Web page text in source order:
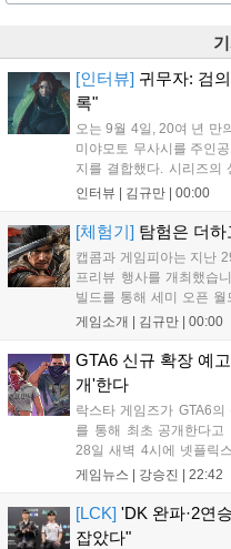
[인터뷰] 귀무자: 검
록"
오는 9월 4일, 20여 년 만
미야모토 무사시를 주인
지를 결합했다. 시리즈의
적인 검극 액션과 '무너뜨
하고자 했으며, 실제 검술
다르지만, 특유의 통쾌한
시리즈 팬과 신규 이용자
인터뷰 | 김규만 | 00:00
[체험기] 탐험은 더
캡콤과 게임피아는 지난
프리뷰 행사를 개최했습
빌드를 통해 세미 오픈
했습니다. 주인공 미야모
탄탄한 게임성을 선보여
게임소개 | 김규만 | 00:00
GTA6 신규 확장 예
개'한다
락스타 게임즈가 GTA6
를 통해 최초 공개한다고
28일 새벽 4시에 넷플릭
10시부터 공식 유튜브와
이례적인 협업이 향후 게
전 세계 팬들의 이목이 쏠
게임뉴스 | 강승진 | 22:42
[LCK] 'DK 완파·2연
잡았다"